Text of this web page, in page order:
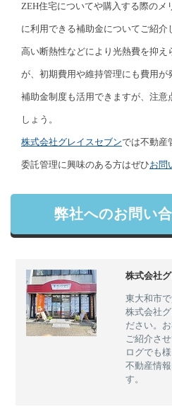
ZEH住宅についてや購入する際のメ
に利用できる補助金についてご紹介
高い断熱性などにより光熱費を抑え
が、初期費用や維持管理にも費用が
補助金制度も活用できますが、注意
しょう。
株式会社グレイスセブンでは不動産
委託管理に興味のある方はぜひお問
弊社へのお問い
株式会社
東大和市
株式会社
ださい。
ご紹介さ
ログでも
不動産情
す。